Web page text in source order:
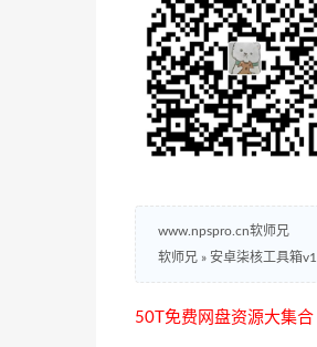
www.npspro.cn软师兄
软师兄 » 安卓柒核工具箱
50T免费网盘资源大集合